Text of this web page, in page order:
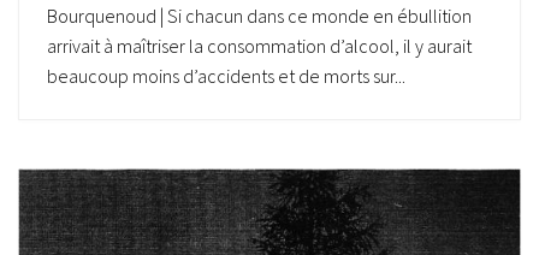
Bourquenoud | Si chacun dans ce monde en ébullition
arrivait à maîtriser la consommation d’alcool, il y aurait
beaucoup moins d’accidents et de morts sur...